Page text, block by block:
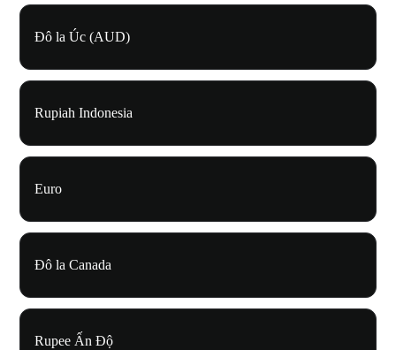
Đô la Úc (AUD)
Rupiah Indonesia
Euro
Đô la Canada
Rupee Ấn Độ